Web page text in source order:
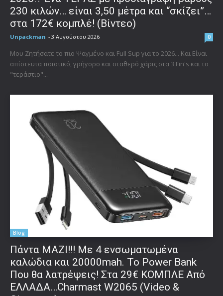
230 κιλών… είναι 3,50 μέτρα και “σκίζει”…
στα 172€ κομπλέ! (Βίντεο)
Unpackman - 3 Αυγούστου 2026 0
Μου Ζητήσατε το πιο Ψαγμένο και Full Sup για το 2026... Και Είναι
απίστευτα ποιοτικό, γρήγορο και σταθερό χάρις στα 3 Fin's και το
"τεράστιο"...
Blog
Πάντα ΜΑΖΙ!!! Με 4 ενσωματωμένα
καλώδια και 20000mah. Το Power Bank
Που θα λατρέψεις! Στα 29€ ΚΟΜΠΛΕ Από
ΕΛΛΑΔΑ…Charmast W2065 (Video &